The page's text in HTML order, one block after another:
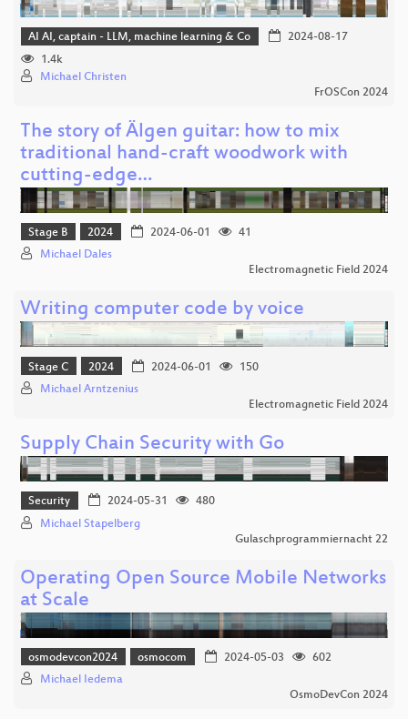
AI AI, captain - LLM, machine learning & Co
2024-08-17
1.4k
Michael Christen
FrOSCon 2024
The story of Älgen guitar: how to mix
traditional hand-craft woodwork with
cutting-edge…
Stage B 2024 2024-06-01
41
Michael Dales
Electromagnetic Field 2024
Writing computer code by voice
Stage C 2024 2024-06-01
150
Michael Arntzenius
Electromagnetic Field 2024
Supply Chain Security with Go
Security 2024-05-31
480
Michael Stapelberg
Gulaschprogrammiernacht 22
Operating Open Source Mobile Networks
at Scale
osmodevcon2024 osmocom 2024-05-03
602
Michael Iedema
OsmoDevCon 2024